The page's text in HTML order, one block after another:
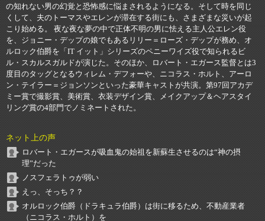
の知れない男の幻覚と恐怖感に悩まされるようになる。そして時を同じ
くして、夫のトーマスやエレンが滞在する街にも、さまざまな災いが起
こり始める。 夜な夜な夢の中で正体不明の男に怯える主人公エレン役
を、ジョニー・デップの娘でもあるリリー＝ローズ・デップが務め、オ
ルロック伯爵を「IT イット」シリーズのペニーワイズ役で知られるビ
ル・スカルスガルドが演じた。そのほか、ロバート・エガース監督とは3
度目のタッグとなるウィレム・デフォーや、ニコラス・ホルト、アーロ
ン・テイラー＝ジョンソンといった豪華キャストが共演。第97回アカデ
ミー賞で撮影賞、美術賞、衣装デザイン賞、メイクアップ＆ヘアスタイ
リング賞の4部門でノミネートされた。
ネット上の声
ロバート・エガースが吸血鬼の始祖を新蘇生させるのは“神の摂
理”だった
ノスフェラトゥが弱い
えっ、そっち？？
オルロック伯爵（ドラキュラ伯爵）は街に移るため、不動産業者
（ニコラス・ホルト）を